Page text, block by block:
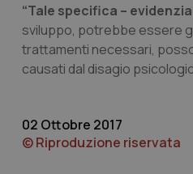
“Tale specifica –
sviluppo, potrebbe essere
trattamenti necessari,
causati dal disagio
02 Ottobre 2017
© Riproduzione riservata